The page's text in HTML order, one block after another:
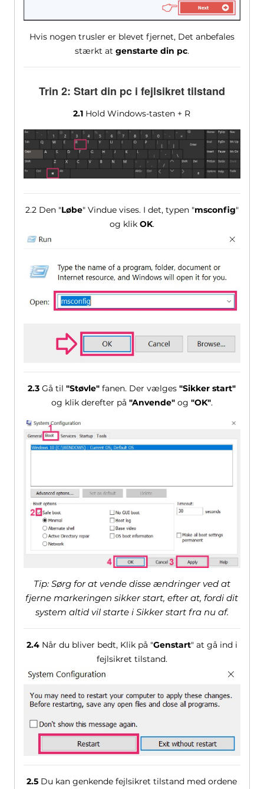
Hvis nogen trusler er blevet fjernet, Det anbefales
stærkt at genstarte din pc.
Trin 2: Start din pc i fejlsikret tilstand
2.1 Hold Windows-tasten + R
2.2 Den "Løbe" Vindue vises. I det, typen "msconfig"
og klik OK.
2.3 Gå til"Støvle" fanen. Der vælges"Sikker start"
og klik derefter på "Anvende"og "OK".
Tip: Sørg for at vende disse ændringer ved at
fjerne markeringen sikker start, efter at, fordi dit
system altid vil starte i Sikker start fra nu af.
2.4Når du bliver bedt, Klik på "Genstart" at gå ind i
fejlsikret tilstand.
2.5 Du kan genkende fejlsikret tilstand med ordene